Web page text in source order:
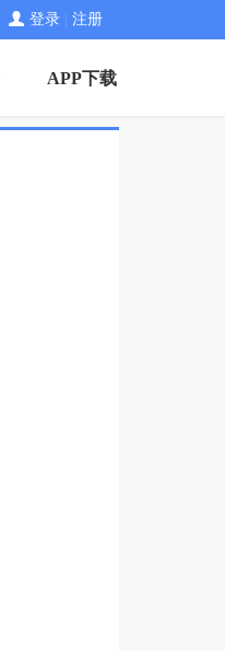
登录 注册
APP下载